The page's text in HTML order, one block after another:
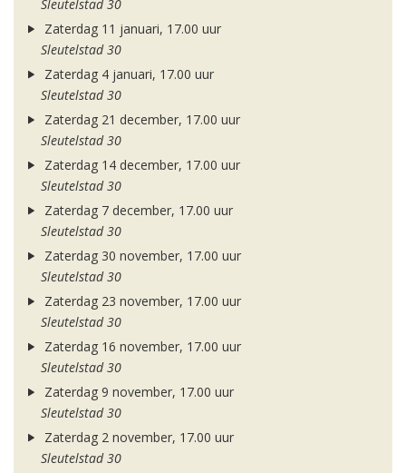
Sleutelstad 30
Zaterdag 11 januari, 17.00 uur
Sleutelstad 30
Zaterdag 4 januari, 17.00 uur
Sleutelstad 30
Zaterdag 21 december, 17.00 uur
Sleutelstad 30
Zaterdag 14 december, 17.00 uur
Sleutelstad 30
Zaterdag 7 december, 17.00 uur
Sleutelstad 30
Zaterdag 30 november, 17.00 uur
Sleutelstad 30
Zaterdag 23 november, 17.00 uur
Sleutelstad 30
Zaterdag 16 november, 17.00 uur
Sleutelstad 30
Zaterdag 9 november, 17.00 uur
Sleutelstad 30
Zaterdag 2 november, 17.00 uur
Sleutelstad 30